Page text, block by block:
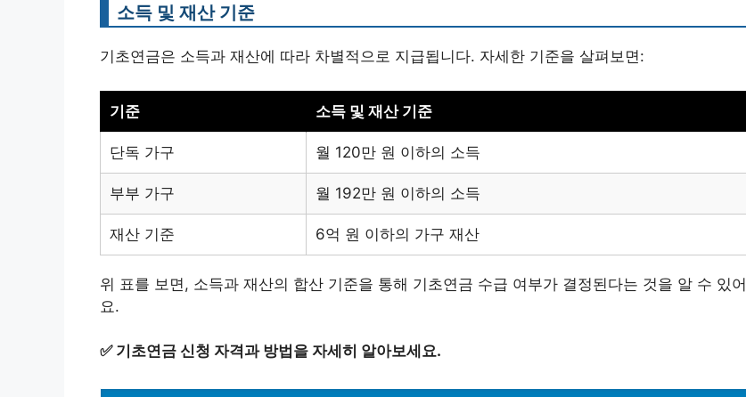
소득 및 재산 기준
기초연금은 소득과 재산에 따라 차별적으로 지급됩니다. 자세한 기준을 살펴보면:
기준 소득 및 재산 기준
단독 가구 월 120만 원 이하의 소득
부부 가구 월 192만 원 이하의 소득
재산 기준 6억 원 이하의 가구 재산
위 표를 보면, 소득과 재산의 합산 기준을 통해 기초연금 수급 여부가 결정된다는 것을 알 수 있어
요.
✅ 기초연금 신청 자격과 방법을 자세히 알아보세요.